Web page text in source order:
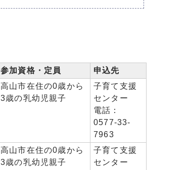
参加資格・定員
申込先
高山市在住の0歳から
3歳の乳幼児親子
子育て支援
センター
電話：
0577-33-
7963
高山市在住の0歳から
3歳の乳幼児親子
子育て支援
センター